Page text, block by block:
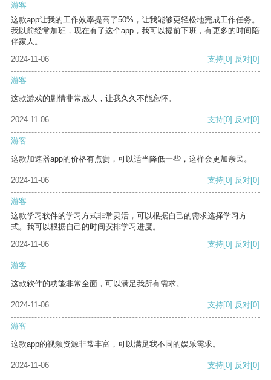
游客
这款app让我的工作效率提高了50%，让我能够更轻松地完成工作任务。
我以前经常加班，现在有了这个app，我可以提前下班，有更多的时间陪
伴家人。
2024-11-06
支持[0] 反对[0]
游客
这款游戏的剧情非常感人，让我久久不能忘怀。
2024-11-06 支持[0] 反对[0]
游客
这款加速器app的价格有点贵，可以适当降低一些，这样会更加亲民。
2024-11-06 支持[0] 反对[0]
游客
这款学习软件的学习方式非常灵活，可以根据自己的需求选择学习方
式。我可以根据自己的时间安排学习进度。
2024-11-06
支持[0] 反对[0]
游客
这款软件的功能非常全面，可以满足我所有需求。
2024-11-06 支持[0] 反对[0]
游客
这款app的视频资源非常丰富，可以满足我不同的娱乐需求。
2024-11-06 支持[0] 反对[0]